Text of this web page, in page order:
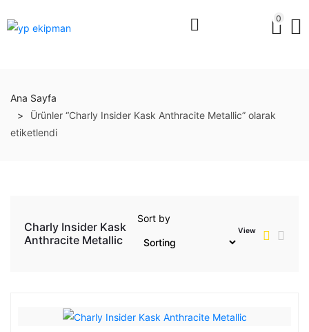
0
Ana Sayfa
Ürünler “Charly Insider Kask Anthracite Metallic” olarak
etiketlendi
Charly Insider Kask
Anthracite Metallic
Sort by
View